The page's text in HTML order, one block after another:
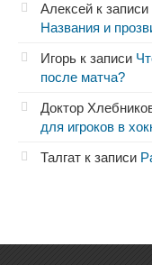
Алексей к записи
Названия и
Игорь к записи
после матча?
Доктор
для игроков в
Талгат к записи